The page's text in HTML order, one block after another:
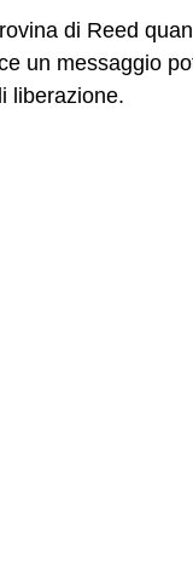
di Reed
un messaggio
liberazione.